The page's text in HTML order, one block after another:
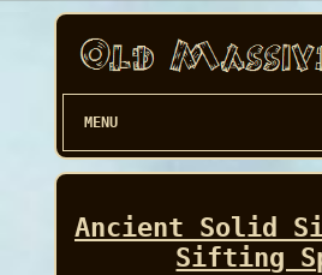
MENU
Ancient Solid
Sifting